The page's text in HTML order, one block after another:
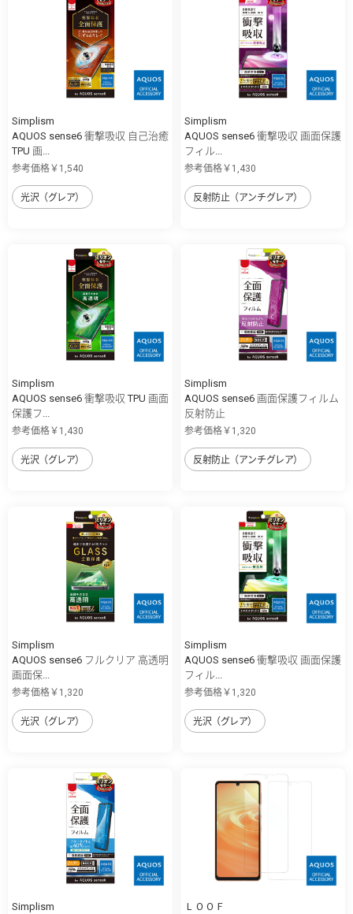
Simplism
AQUOS sense6 衝撃吸収 自己治癒
TPU 画...
参考価格￥1,540
光沢（グレア）
Simplism
AQUOS sense6 衝撃吸収 画面保護
フィル...
参考価格￥1,430
反射防止（アンチグレア）
Simplism
AQUOS sense6 衝撃吸収 TPU 画面
保護フ...
参考価格￥1,430
光沢（グレア）
Simplism
AQUOS sense6 画面保護フィルム
反射防止
参考価格￥1,320
反射防止（アンチグレア）
Simplism
AQUOS sense6 フルクリア 高透明
画面保...
参考価格￥1,320
光沢（グレア）
Simplism
AQUOS sense6 衝撃吸収 画面保護
フィル...
参考価格￥1,320
光沢（グレア）
Simplism
ＬＯＯＦ